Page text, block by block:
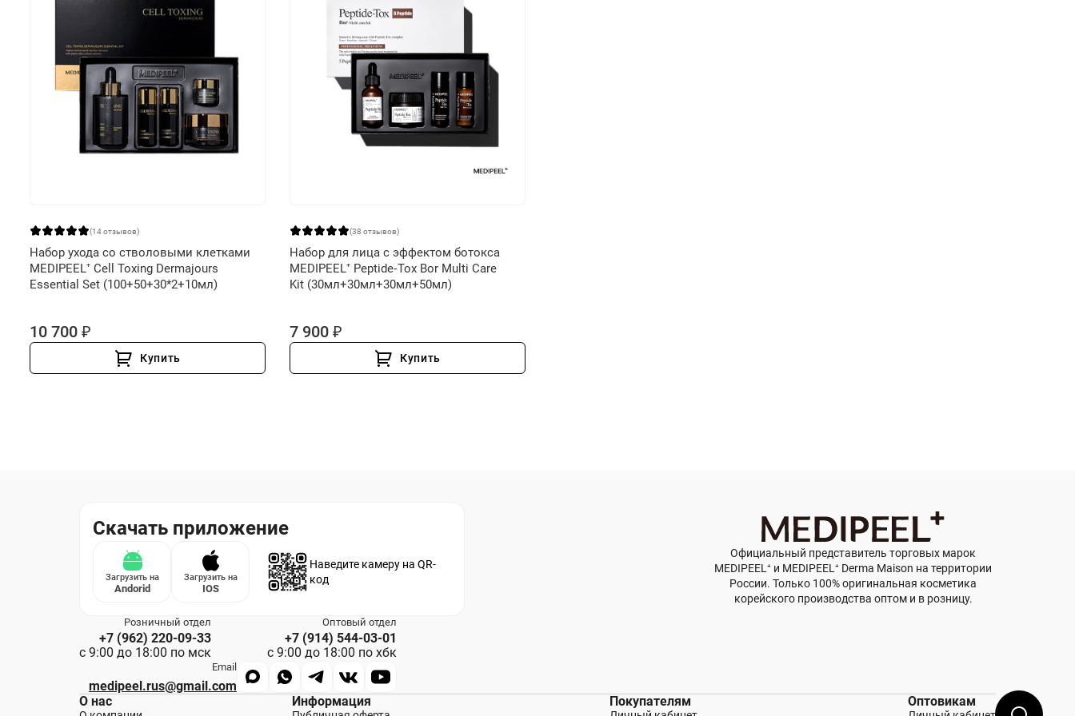
(14 отзывов)
Набор ухода со стволовыми клетками
MEDIPEEL⁺ Cell Toxing Dermajours
Essential Set (100+50+30*2+10мл)
10 700 ₽
Купить
(38 отзывов)
Набор для лица с эффектом ботокса
MEDIPEEL⁺ Peptide‑Tox Bor Multi Care
Kit (30мл+30мл+30мл+50мл)
7 900 ₽
Купить
Скачать приложение
Загрузить на
Andorid
Загрузить на
IOS
Наведите камеру на QR-
код
Официальный представитель торговых марок
MEDIPEEL⁺ и MEDIPEEL⁺ Derma Maison на территории
России. Только 100% оригинальная косметика
корейского производства оптом и в розницу.
Розничный отдел
+7 (962) 220-09-33
с 9:00 до 18:00 по мск
Оптовый отдел
+7 (914) 544-03-01
с 9:00 до 18:00 по хбк
Email
medipeel.rus@gmail.com
О нас
Информация Покупателям Оптовикам